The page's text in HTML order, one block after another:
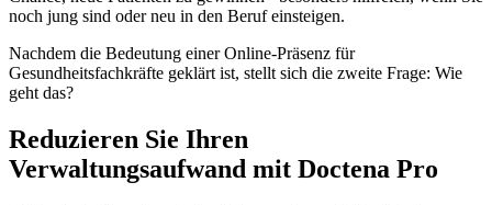
noch jung sind oder neu in den Beruf einsteigen.
Nachdem die Bedeutung einer Online-Präsenz für
Gesundheitsfachkräfte geklärt ist, stellt sich die zweite Frage: Wie
geht das?
Reduzieren Sie Ihren
Verwaltungsaufwand mit Doctena Pro